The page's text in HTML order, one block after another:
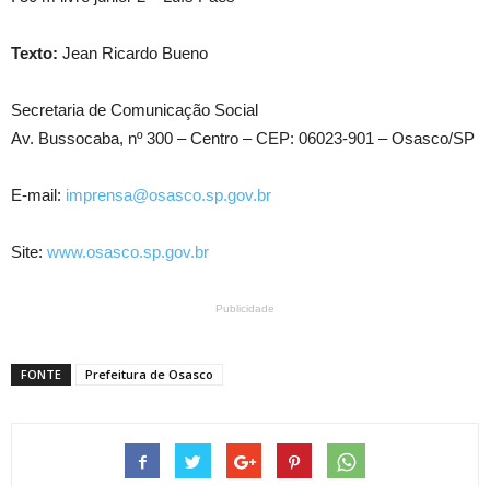
Texto: Jean Ricardo Bueno
Secretaria de Comunicação Social
Av. Bussocaba, nº 300 – Centro – CEP: 06023-901 – Osasco/SP
E-mail: imprensa@osasco.sp.gov.br
Site: www.osasco.sp.gov.br
Publicidade
FONTE Prefeitura de Osasco